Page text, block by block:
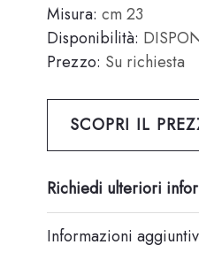
Misura: cm 23
Disponibilità:
Prezzo: Su richiesta
SCOPRI IL
Richiedi ulteriori
Informazioni